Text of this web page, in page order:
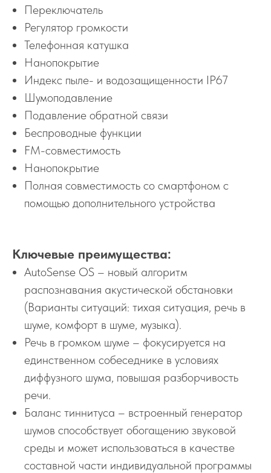
Переключатель
Регулятор громкости
Телефонная катушка
Нанопокрытие
Индекс пыле- и водозащищенности IP67
Шумоподавление
Подавление обратной связи
Беспроводные функции
FM-совместимость
Нанопокрытие
Полная совместимость со смартфоном с
помощью дополнительного устройства
Ключевые преимущества:
AutoSense OS – новый алгоритм
распознавания акустической обстановки
(Варианты ситуаций: тихая ситуация, речь в
шуме, комфорт в шуме, музыка).
Речь в громком шуме – фокусируется на
единственном собеседнике в условиях
диффузного шума, повышая разборчивость
речи.
Баланс тиннитуса – встроенный генератор
шумов способствует обогащению звуковой
среды и может использоваться в качестве
составной части индивидуальной программы